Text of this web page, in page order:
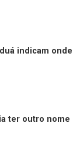
indicam
ter outro